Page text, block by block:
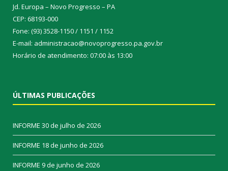
Jd. Europa – Novo Progresso – PA
CEP: 68193-000
Fone: (93) 3528-1150 / 1151 / 1152
E-mail: administracao@novoprogresso.pa.gov.br
Horário de atendimento: 07:00 às 13:00
ÚLTIMAS PUBLICAÇÕES
INFORME 30 de julho de 2026
INFORME 18 de junho de 2026
INFORME 9 de junho de 2026